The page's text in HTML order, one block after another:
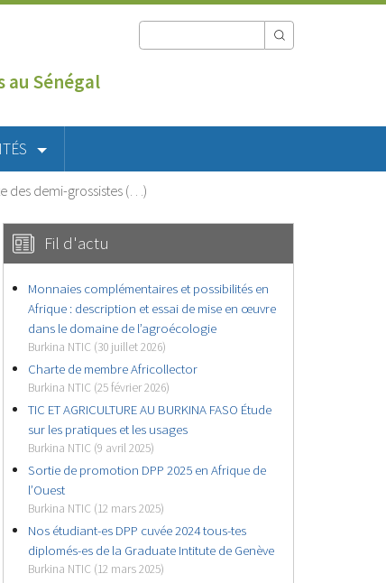
au Sénégal
des demi-grossistes (…)
Fil d'actu
Monnaies complémentaires et possibilités en
Afrique : description et essai de mise en œuvre
dans le domaine de l’agroécologie
Burkina NTIC (30 juillet 2026)
Charte de membre Africollector
Burkina NTIC (25 février 2026)
TIC ET AGRICULTURE AU BURKINA FASO Étude
sur les pratiques et les usages
Burkina NTIC (9 avril 2025)
Sortie de promotion DPP 2025 en Afrique de
l’Ouest
Burkina NTIC (12 mars 2025)
Nos étudiant-es DPP cuvée 2024 tous-tes
diplomés-es de la Graduate Intitute de Genève
Burkina NTIC (12 mars 2025)